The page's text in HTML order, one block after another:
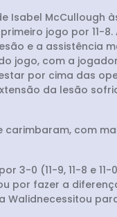
McCullough
jogo por 11-
e a assistência
jogo, com a
por cima das
da lesão
com
0 (11-9, 11-8 e
fazer a
Walidnecessitou